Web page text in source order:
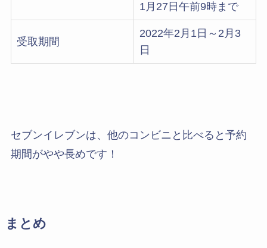
1月27日午前9時まで
受取期間
2022年2月1日～2月3
日
セブンイレブンは、他のコンビニと比べると予約
期間がやや長めです！
まとめ